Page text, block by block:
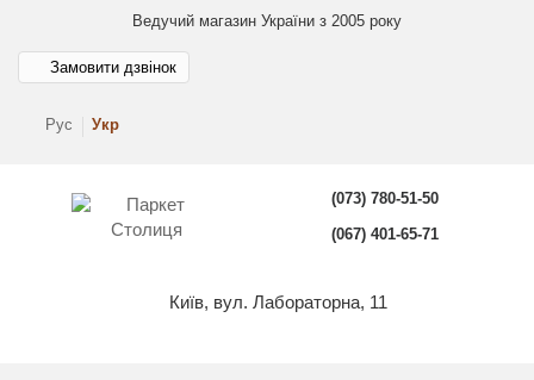
Ведучий магазин України з 2005 року
Рус Укр
Замовити дзвінок
(073) 780-51-50
(067) 401-65-71
Київ, вул. Лабораторна, 11